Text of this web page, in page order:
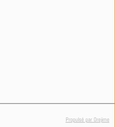
Propulsé par Orejime